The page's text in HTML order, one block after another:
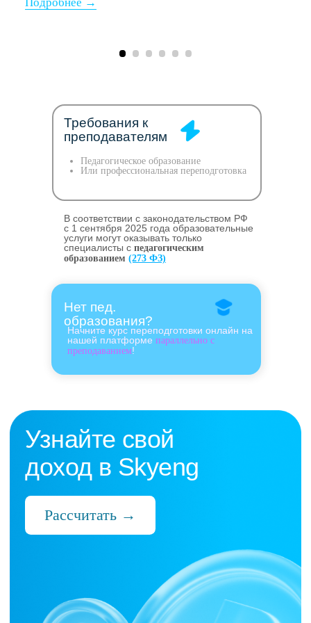
Педагогическое образование
Или профессиональная переподготовка
В соответствии с законодательством РФ
c 1 сентября 2025 года образовательные
услуги могут оказывать только
специалисты с педагогическим
образованием (273 ФЗ)
Начните курс переподготовки онлайн на
нашей платформе параллельно с
преподаванием!
Требования к
преподавателям
Нет пед.
образования?
Нас выбрали 10 000+
которые ценят:
Время
Готовые планы и материалы, онлайн-
платформа с автопроверкой заданий,
поддержка 24/7 и никакой бюрократии
Деньги
без штрафов и переработок, скрытых
условий и неприятных сюрпризов
Уважение к преподавателю и его